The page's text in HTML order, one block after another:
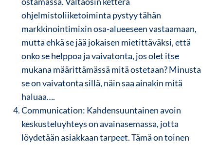
ohjelmistoliiketoiminta pystyy tähän
markkinointimixin osa-alueeseen vastaamaan,
mutta ehkä se jää jokaisen mietittäväksi, että
onko se helppoa ja vaivatonta, jos olet itse
mukana määrittämässä mitä ostetaan? Minusta
se on vaivatonta sillä, näin saa ainakin mitä
haluaa….
Communication: Kahdensuuntainen avoin
keskusteluyhteys on avainasemassa, jotta
löydetään asiakkaan tarpeet. Tämä on toinen